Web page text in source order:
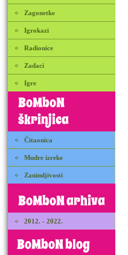
Zagonetke
Igrokazi
Radionice
Zadaci
Igre
BoMboN
škrinjica
Čitaonica
Mudre izreke
Zanimljivosti
BoMboN arhiva
2012. - 2022.
BoMboN blog